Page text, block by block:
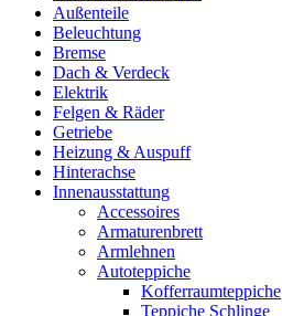
Außenteile
Beleuchtung
Bremse
Dach & Verdeck
Elektrik
Felgen & Räder
Getriebe
Heizung & Auspuff
Hinterachse
Innenausstattung
Accessoires
Armaturenbrett
Armlehnen
Autoteppiche
Kofferraumteppiche
Teppiche Schlinge